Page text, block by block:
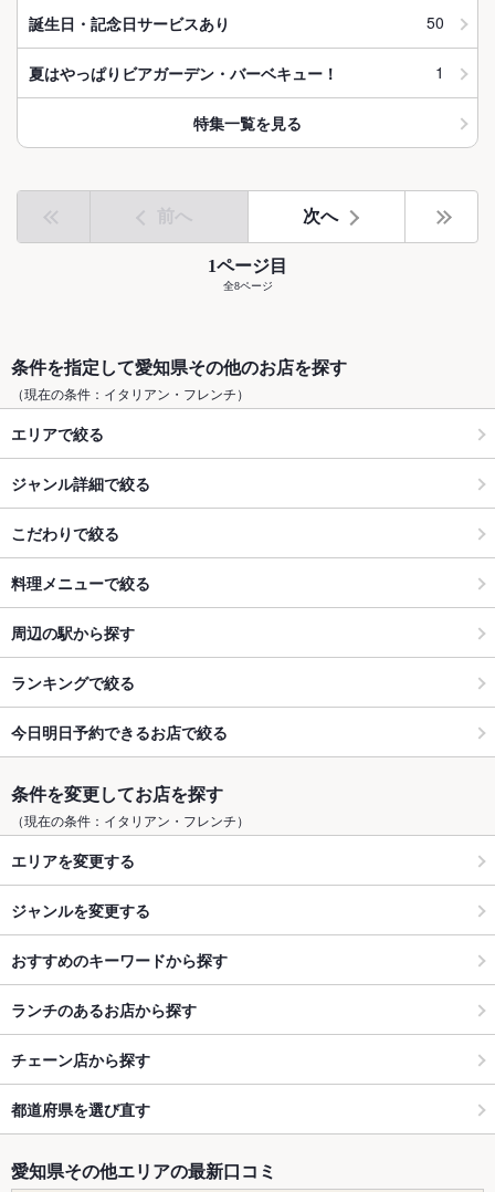
誕生日・記念日サービスあり 50
夏はやっぱりビアガーデン・バーベキュー！ 1
特集一覧を見る
前へ 次へ
1ページ目
全8ページ
条件を指定して愛知県その他のお店を探す
（現在の条件：イタリアン・フレンチ）
エリアで絞る
ジャンル詳細で絞る
こだわりで絞る
料理メニューで絞る
周辺の駅から探す
ランキングで絞る
今日明日予約できるお店で絞る
条件を変更してお店を探す
（現在の条件：イタリアン・フレンチ）
エリアを変更する
ジャンルを変更する
おすすめのキーワードから探す
ランチのあるお店から探す
チェーン店から探す
都道府県を選び直す
愛知県その他エリアの最新口コミ